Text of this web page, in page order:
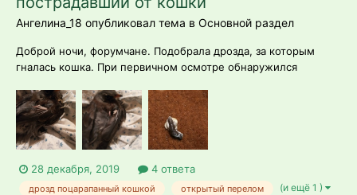
Ангелина_18 опубликовал тема в Основной раздел
Доброй ночи, форумчане. Подобрала дрозда, за которым
гналась кошка. При первичном осмотре обнаружился
обоими крыльями при беге, пытаясь взлететь ( взлетал, но
не высоко, конечно). В ближайшем зоомогазине мне
помогли обнаружить несколько ран, ско...
28 декабря, 2019 4 ответа
дрозд поцарапанный кошкой открытый перелом (и ещё 1 )